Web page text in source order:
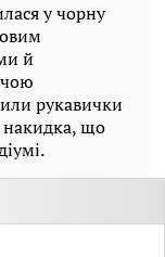
у чорну
й
рукавички
накидка, що